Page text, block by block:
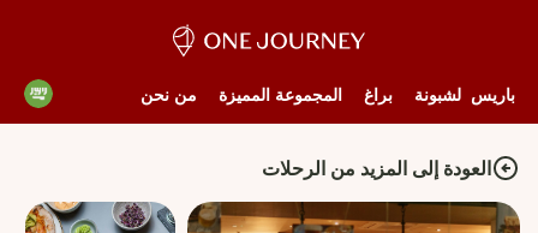
باريس لشبونة براغ المجموعة المميزة من نحن
العودة إلى المزيد من الرحلات